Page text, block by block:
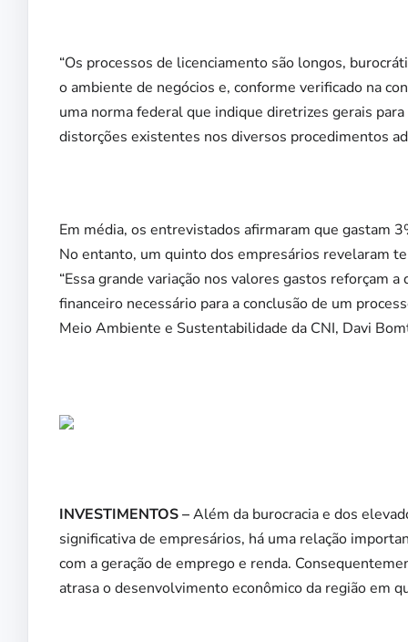
“Os processos de licenciamento são longos,
o ambiente de negócios e, conforme verificado na
uma norma federal que indique diretrizes gerais
distorções existentes nos diversos procedimentos
Em média, os entrevistados afirmaram que gastam
No entanto, um quinto dos empresários revelaram
“Essa grande variação nos valores gastos reforçam
financeiro necessário para a conclusão de um
Meio Ambiente e Sustentabilidade da CNI, Davi
INVESTIMENTOS –Além da burocracia e dos
significativa de empresários, há uma relação
com a geração de emprego e renda.
atrasa o desenvolvimento econômico da região em